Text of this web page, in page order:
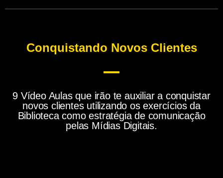
Conquistando Novos Clientes
9 Vídeo Aulas que irão te auxiliar a conquistar
novos clientes utilizando os exercícios da
Biblioteca como estratégia de comunicação
pelas Mídias Digitais.